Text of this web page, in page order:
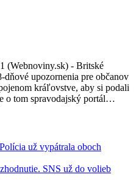
(Webnoviny.sk) - Britské
upozornenia pre občanov
kráľovstve, aby si podali
o tom spravodajský portál…
už vypátrala oboch
SNS už do volieb